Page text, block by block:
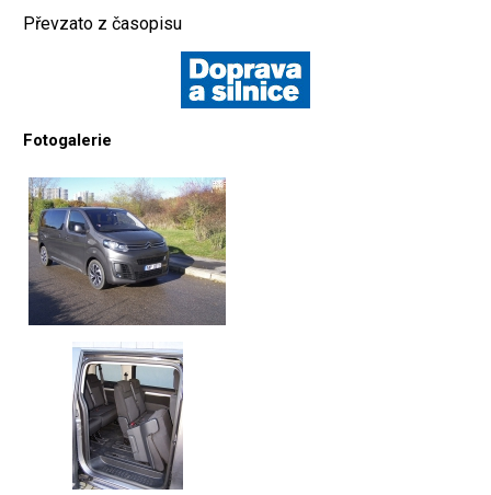
Převzato z časopisu
Fotogalerie